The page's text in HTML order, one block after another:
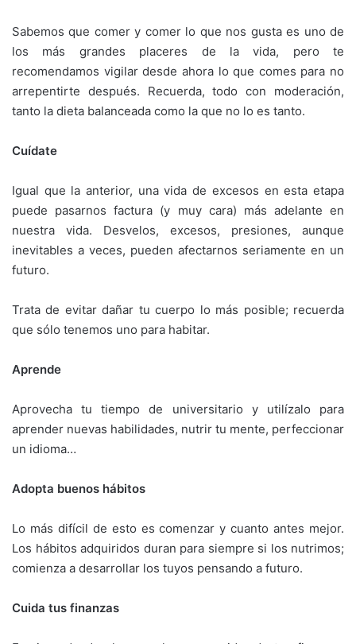
Sabemos que comer y comer lo que nos gusta es uno de
los más grandes placeres de la vida, pero te
recomendamos vigilar desde ahora lo que comes para no
arrepentirte después. Recuerda, todo con moderación,
tanto la dieta balanceada como la que no lo es tanto.
Cuídate
Igual que la anterior, una vida de excesos en esta etapa
puede pasarnos factura (y muy cara) más adelante en
nuestra vida. Desvelos, excesos, presiones, aunque
inevitables a veces, pueden afectarnos seriamente en un
futuro.
Trata de evitar dañar tu cuerpo lo más posible; recuerda
que sólo tenemos uno para habitar.
Aprende
Aprovecha tu tiempo de universitario y utilízalo para
aprender nuevas habilidades, nutrir tu mente, perfeccionar
un idioma…
Adopta buenos hábitos
Lo más difícil de esto es comenzar y cuanto antes mejor.
Los hábitos adquiridos duran para siempre si los nutrimos;
comienza a desarrollar los tuyos pensando a futuro.
Cuida tus finanzas